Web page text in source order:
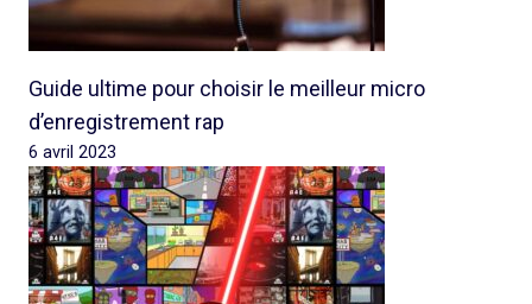
Guide ultime pour choisir le meilleur micro
d’enregistrement rap
6 avril 2023